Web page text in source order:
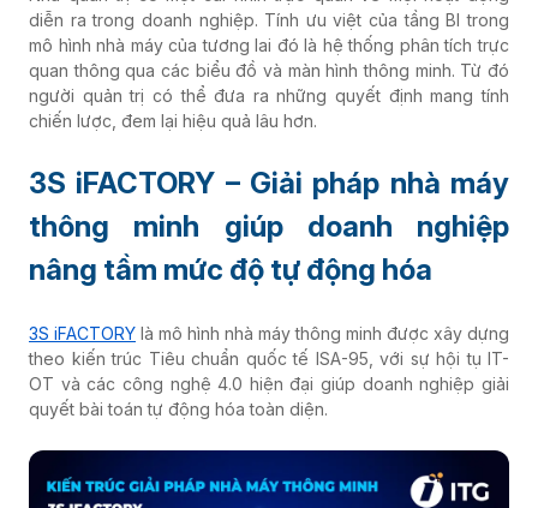
diễn ra trong doanh nghiệp. Tính ưu việt của tầng BI trong
mô hình nhà máy của tương lai đó là hệ thống phân tích trực
quan thông qua các biểu đồ và màn hình thông minh. Từ đó
người quản trị có thể đưa ra những quyết định mang tính
chiến lược, đem lại hiệu quả lâu hơn.
3S iFACTORY – Giải pháp nhà máy
thông minh giúp doanh nghiệp
nâng tầm mức độ tự động hóa
3S iFACTORY là mô hình nhà máy thông minh được xây dựng
theo kiến trúc Tiêu chuẩn quốc tế ISA-95, với sự hội tụ IT-
OT và các công nghệ 4.0 hiện đại giúp doanh nghiệp giải
quyết bài toán tự động hóa toàn diện.